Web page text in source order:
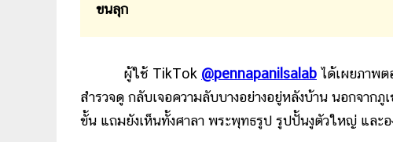
ขนลุก
ผู้ใช้ TikTok @pennapanilsalab ได้เผยภาพต
สำรวจดู กลับเจอความลับบางอย่างอยู่หลังบ้าน นอกจาก
ขั้น แถมยังเห็นทั้งศาลา พระพุทธรูป รูปปั้นงูตัวใหญ่ และ